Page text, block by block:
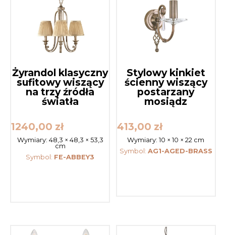
Żyrandol klasyczny
sufitowy wiszący
na trzy źródła
światła
1240,00 zł
Wymiary: 48,3 × 48,3 × 53,3
cm
Symbol: FE-ABBEY3
Stylowy kinkiet
ścienny wiszący
postarzany
mosiądz
413,00 zł
Wymiary:10 × 10 × 22 cm
Symbol: AG1-AGED-BRASS